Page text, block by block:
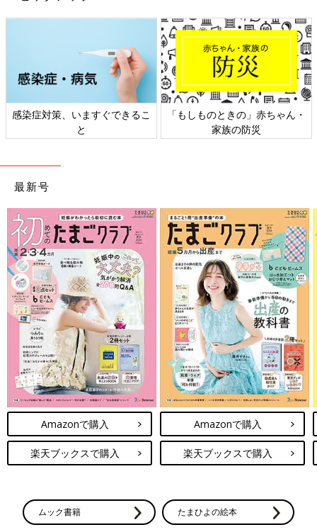
感染症対策、いますぐできるこ
と
「もしものときの」赤ちゃん・
家族の防災
最新号
Amazonで購入
楽天ブックスで購入
Amazonで購入
楽天ブックスで購入
ムック書籍 たまひよの絵本